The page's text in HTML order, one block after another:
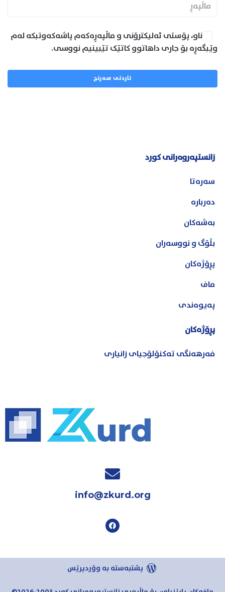
ناو، پۆستی ئەلیکترۆنی و ماڵپەڕەکەم پاشەکەوتبکە لەم
وێبگەڕە بۆ جاری داهاتوو کاتێک تێبینیم نووسی.
زانستپەروەرانی کورد
سەرەتا
دەربارە
بەشەکان
بڵۆگ و نووسەران
پڕۆژەکان
ماف
پەیوەندی
پڕۆژەکان
فەرهەنگی تەکنۆلۆجیای زانیاری
info@zkurd.org
پشتبەستە بە وۆردپرێس